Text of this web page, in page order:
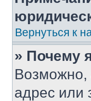
Вернуться к
» Почему
Возможно,
адрес или